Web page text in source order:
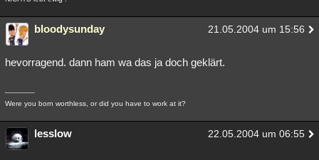
bloodysunday 21.05.2004 um 15:56
hevorragend. dann ham wa das ja doch geklärt.
Were you born worthless, or did you have to work at it?
lesslow 22.05.2004 um 06:55